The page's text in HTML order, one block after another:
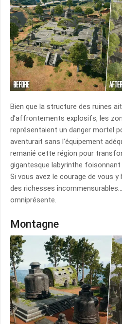
Bien que la structure des ruines
d’affrontements explosifs, les
représentaient un danger mortel
aventurait sans l’équipement
remanié cette région pour
gigantesque labyrinthe
Si vous avez le courage de vous y
des richesses
omniprésente.
Montagne